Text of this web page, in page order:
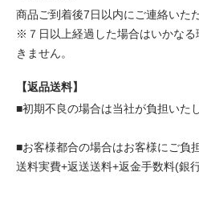
商品ご到着後7日以内にご連絡いた
※７日以上経過した場合はいかな
きません。
【返品送料】
■初期不良の場合は当社が負担いた
■お客様都合の場合はお客様にご
送料実費+返送送料+返金手数料(銀